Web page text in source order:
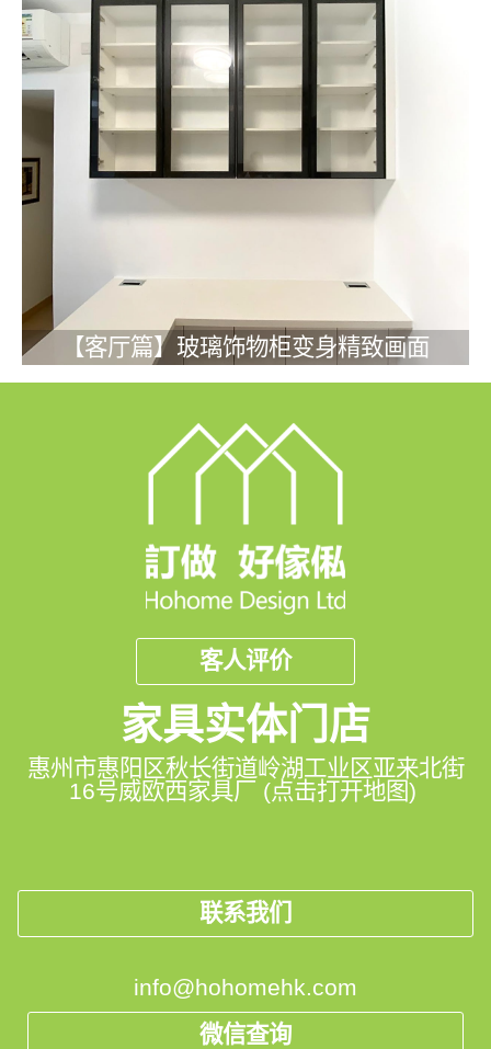
【客厅篇】玻璃饰物柜变身精致画面
客人评价
家具实体门店
惠州市惠阳区秋长街道岭湖工业区亚来北街
16号威欧西家具厂 (点击打开地图)
联系我们
info@hohomehk.com
微信查询